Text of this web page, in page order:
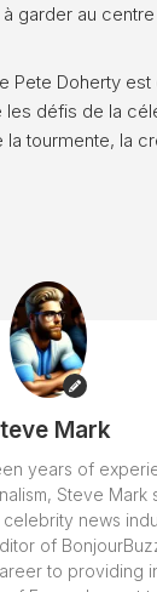
à garder au
Pete Doherty est
les défis de la
tourmente, la
Mark
years of
Steve Mark
news
of
to providing